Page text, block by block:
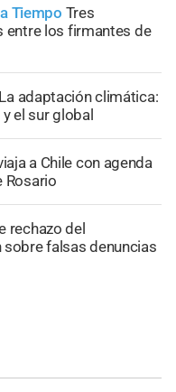
Tiempo Tres
entre los firmantes de
La adaptación climática:
el sur global
a Chile con agenda
Rosario
rechazo del
falsas denuncias